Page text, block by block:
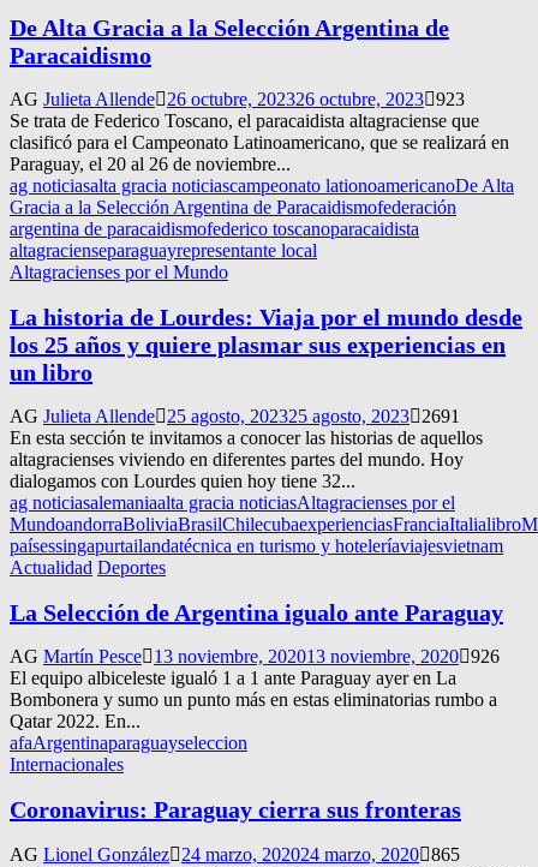
De Alta Gracia a la Selección Argentina de
Paracaidismo
AG Julieta Allende 26 octubre, 202326 octubre, 2023 923
Se trata de Federico Toscano, el paracaidista altagraciense que
clasificó para el Campeonato Latinoamericano, que se realizará en
Paraguay, el 20 al 26 de noviembre...
ag noticiasalta gracia noticiascampeonato lationoamericanoDe Alta
Gracia a la Selección Argentina de Paracaidismofederación
argentina de paracaidismofederico toscanoparacaidista
altagracienseparaguayrepresentante local
Altagracienses por el Mundo
La historia de Lourdes: Viaja por el mundo desde
los 25 años y quiere plasmar sus experiencias en
un libro
AG Julieta Allende 25 agosto, 202325 agosto, 2023
2691
En esta sección te invitamos a conocer las historias de aquellos
altagracienses viviendo en diferentes partes del mundo. Hoy
dialogamos con Lourdes quien hoy tiene 32...
ag noticiasalemaniaalta gracia noticiasAltagracienses por el
MundoandorraBoliviaBrasilChilecubaexperienciasFranciaItalialibro
paísessingapurtailandatécnica en turismo y hoteleríaviajesvietnam
Actualidad Deportes
La Selección de Argentina igualo ante Paraguay
AG Martín Pesce 13 noviembre, 202013 noviembre, 2020 926
El equipo albiceleste igualó 1 a 1 ante Paraguay ayer en La
Bombonera y sumo un punto más en estas eliminatorias rumbo a
Qatar 2022. En...
afaArgentinaparaguayseleccion
Internacionales
Coronavirus: Paraguay cierra sus fronteras
AG Lionel González 24 marzo, 202024 marzo, 2020 865